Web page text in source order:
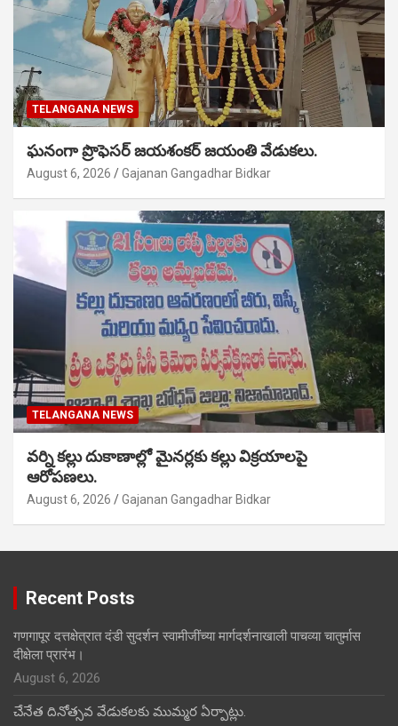
TELANGANA NEWS
ఘనంగా ప్రొఫెసర్ జయశంకర్ జయంతి వేడుకలు.
August 6, 2026 Gajanan Gangadhar Bidkar
TELANGANA NEWS
వర్ని కల్లు దుకాణాల్లో మైనర్లకు కల్లు విక్రయాలపై
ఆరోపణలు.
August 6, 2026 Gajanan Gangadhar Bidkar
Recent Posts
गणगापूर दत्तक्षेत्रात दंडी सुदर्शन स्वामीजींच्या मार्गदर्शनाखाली पाचव्या चातुर्मास
दीक्षेला प्रारंभ।
August 6, 2026
చేనేత దినోత్సవ వేడుకలకు ముమ్మర ఏర్పాట్లు.